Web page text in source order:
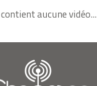
aucune vidéo...